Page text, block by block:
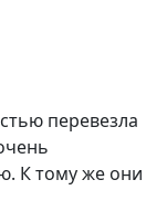
перевезла
К тому же они